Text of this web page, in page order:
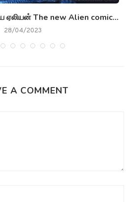
ஏலியன் The new Alien comic...
28/04/2023
A COMMENT